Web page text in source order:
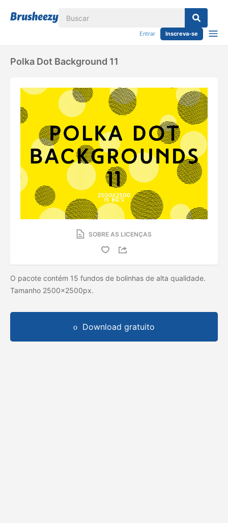
Entrar Inscreva-se
Polka Dot Background 11
SOBRE AS LICENÇAS
O pacote contém 15 fundos de bolinhas de alta qualidade.
Tamanho 2500x2500px.
Download gratuito